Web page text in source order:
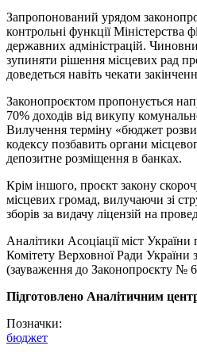
Запропонований урядом
контрольні функції Міністерства
державних адміністрацій.
зупиняти рішення місцевих рад
доведеться навіть чекати
Законопроєктом пропонується
70% доходів від викупу
Вилучення терміну «бюджет
кодексу позбавить органи
депозитне розміщення в банках.
Крім іншого, проєкт закону
місцевих громад, вилучаючи зі
зборів за видачу ліцензій на
Аналітики Асоціації міст України
Комітету Верховної Ради України
(зауваження до Законопроєкту №
Підготовлено Аналітичним
Позначки:
бюджет